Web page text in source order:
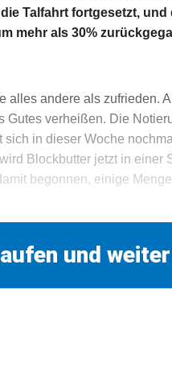
Talfahrt fortgesetzt,
mehr als 30%
alles andere als zufrieden.
verheißen. Die
in dieser Woche
Blockbutter jetzt in einer
begonnen, einige
und